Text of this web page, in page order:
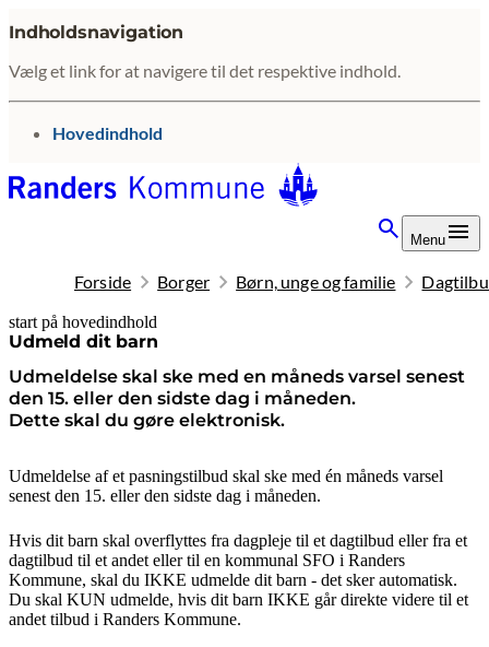
Indholdsnavigation
Vælg et link for at navigere til det respektive indhold.
gå til
Hovedindhold
Menu
Forside Borger Børn, unge og familie
start på hovedindhold
Udmeld dit barn
Udmeldelse skal ske med en måneds varsel senest
den 15. eller den sidste dag i måneden.
Dette skal du gøre elektronisk.
senest opdateret 5. august 2026
Udmeldelse af et pasningstilbud skal ske med én måneds varsel
senest den 15. eller den sidste dag i måneden.
Hvis dit barn skal overflyttes fra dagpleje til et dagtilbud eller fra et
dagtilbud til et andet eller til en kommunal SFO i Randers
Kommune, skal du IKKE udmelde dit barn - det sker automatisk.
Du skal KUN udmelde, hvis dit barn IKKE går direkte videre til et
andet tilbud i Randers Kommune.